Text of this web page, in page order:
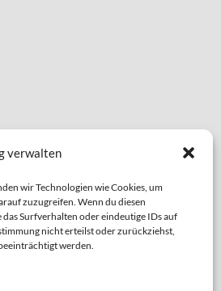
verwalten
wir Technologien wie Cookies, um
zuzugreifen. Wenn du diesen
Surfverhalten oder eindeutige IDs auf
nicht erteilst oder zurückziehst,
werden.